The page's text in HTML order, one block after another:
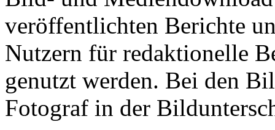
veröffentlichten Berichte
Nutzern für redaktionelle
genutzt werden. Bei den
Fotograf in der